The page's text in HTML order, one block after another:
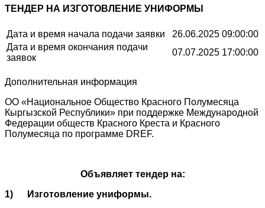
ТЕНДЕР НА ИЗГОТОВЛЕНИЕ УНИФОРМЫ
Дата и время начала подачи заявки
26.06.2025 09:00:00
Дата и время окончания подачи
заявок
07.07.2025 17:00:00
Дополнительная информация
ОО «Национальное Общество Красного Полумесяца
Кыргызской Республики» при поддержке Международной
Федерации обществ Красного Креста и Красного
Полумесяца по программе DREF.
Объявляет тендер на:
1) Изготовление униформы.